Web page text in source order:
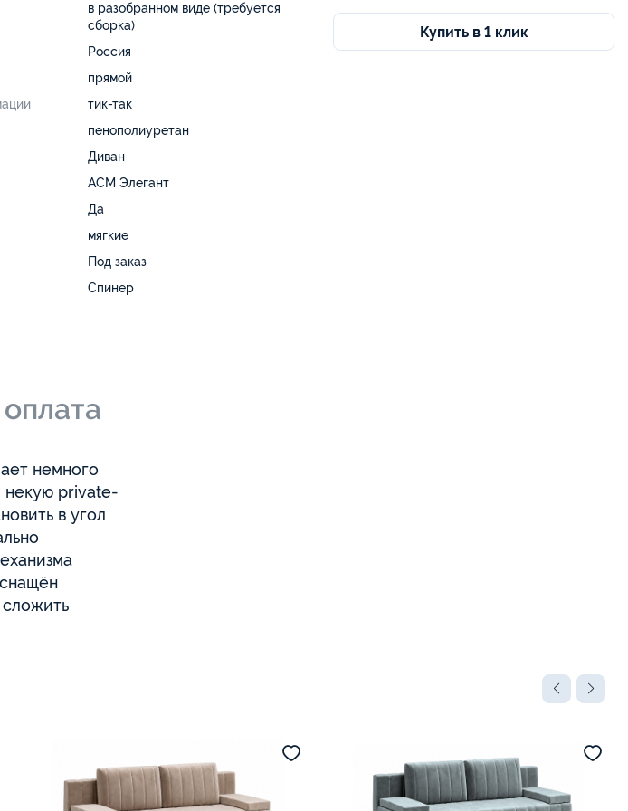
в разобранном виде (требуется
сборка)
Россия
прямой
тик-так
пенополиуретан
Диван
АСМ Элегант
Да
мягкие
Под заказ
Спинер
Купить в 1 клик
немного
некую private-
в угол